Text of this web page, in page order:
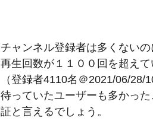
チャンネル登録者は多くないの
再生回数が１１００回を超えて
（登録者4110名＠2021/06/28/
待っていたユーザーも多かっ
証と言えるでしょう。